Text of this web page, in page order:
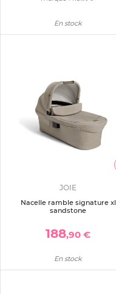
En stock
JOIE
Nacelle ramble signature xl
sandstone
188,90 €
En stock